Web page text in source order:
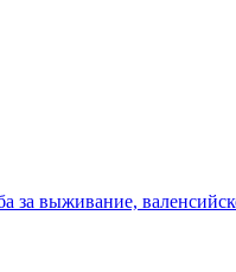
за выживание,